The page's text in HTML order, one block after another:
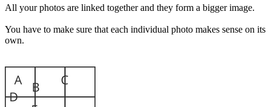
All your photos are linked together and they form a bigger image.
You have to make sure that each individual photo makes sense on its
own.